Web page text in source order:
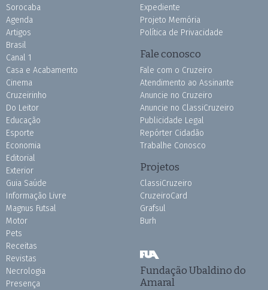
Sorocaba
Agenda
Artigos
Brasil
Canal 1
Casa e Acabamento
Cinema
Cruzeirinho
Do Leitor
Educação
Esporte
Economia
Editorial
Exterior
Guia Saúde
Informação Livre
Magnus Futsal
Motor
Pets
Receitas
Revistas
Necrologia
Presença
Expediente
Projeto Memória
Política de Privacidade
Fale conosco
Fale com o Cruzeiro
Atendimento ao Assinante
Anuncie no Cruzeiro
Anuncie no ClassiCruzeiro
Publicidade Legal
Repórter Cidadão
Trabalhe Conosco
Projetos
ClassiCruzeiro
CruzeiroCard
Grafsul
Burh
Fundação Ubaldino do
Amaral